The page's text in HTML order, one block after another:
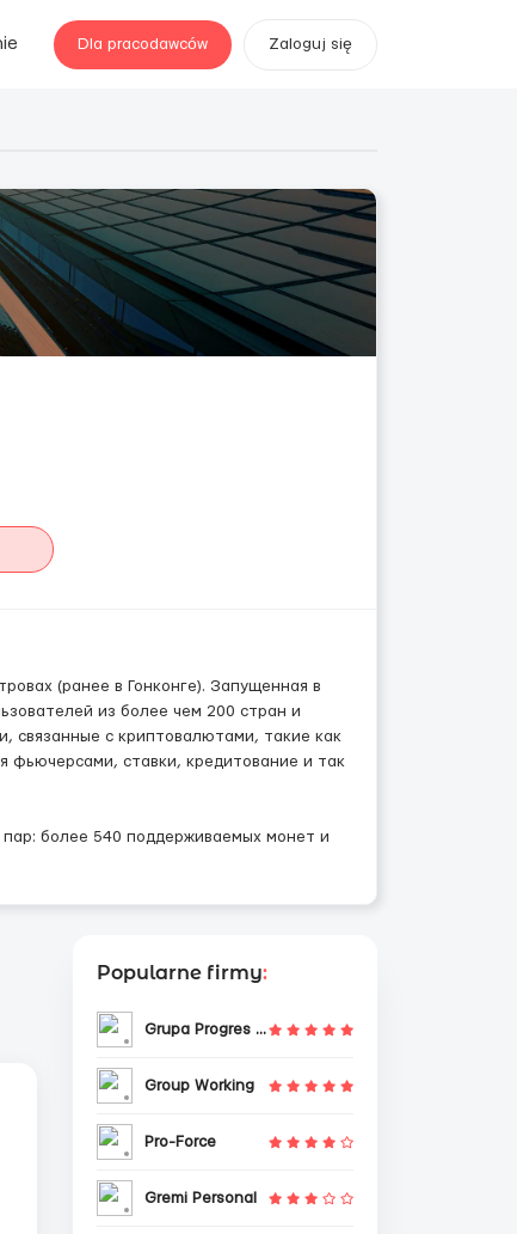
Dla pracodawców Zaloguj się
(ранее в Гонконге). Запущенная в
из более чем 200 стран и
связанные с криптовалютами, такие как
фьючерсами, ставки, кредитование и так
более 540 поддерживаемых монет и
Popularne firmy:
Grupa Progres Sp. z o.o.
Group Working
Pro-Force
Gremi Personal